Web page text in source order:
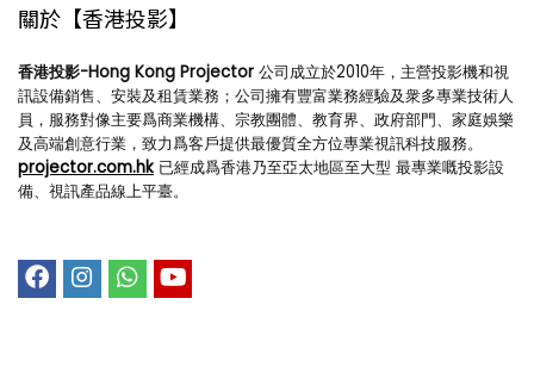
關於【香港投影】
香港投影-Hong Kong Projector 公司成立於2010年，主營投影機和視
訊設備銷售、安裝及租賃業務；公司擁有豐富業務經驗及衆多專業技術人
員，服務對像主要爲商業機構、宗教團體、教育界、政府部門、家庭娛樂
及高端創意行業，致力爲客戶提供最優質全方位專業視訊科技服務。
projector.com.hk 已經成爲香港乃至亞太地區至大型 最專業嘅投影設
備、視訊產品線上平臺。